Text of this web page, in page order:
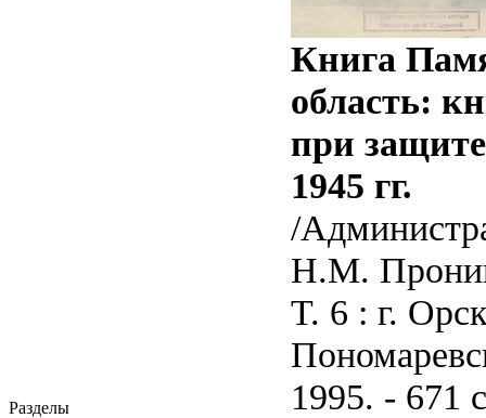
Разделы
Книга
область:
при
1945 гг.
/
Н.М.
Т. 6 : г.
1995. - 671